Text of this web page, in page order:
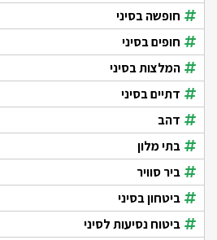
חופשה בסיני
חופים בסיני
המלצות בסיני
דתיים בסיני
דהב
בתי מלון
ביר סוויר
ביטחון בסיני
ביטוח נסיעות לסיני